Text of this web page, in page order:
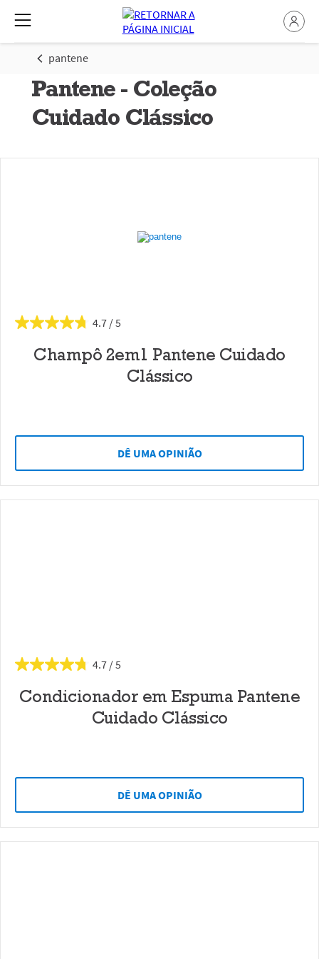
pantene
Pantene - Coleção
Cuidado Clássico
4.7
Champô 2em1 Pantene Cuidado
Clássico
DÊ UMA OPINIÃO
4.7
Condicionador em Espuma Pantene
Cuidado Clássico
DÊ UMA OPINIÃO